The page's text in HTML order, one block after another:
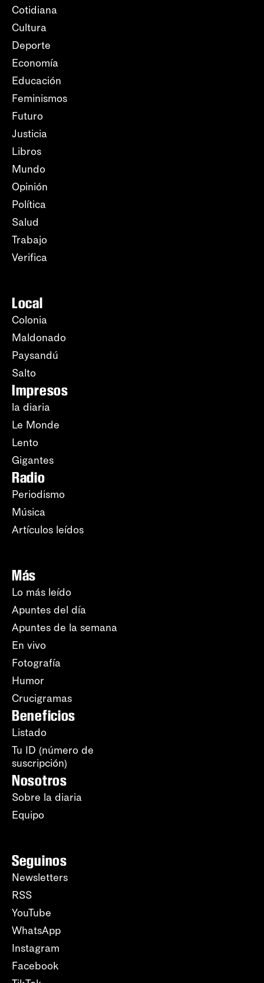
Cotidiana
Cultura
Deporte
Economía
Educación
Feminismos
Futuro
Justicia
Libros
Mundo
Opinión
Política
Salud
Trabajo
Verifica
Local
Colonia
Maldonado
Paysandú
Salto
Impresos
la diaria
Le Monde
Lento
Gigantes
Radio
Periodismo
Música
Artículos leídos
Más
Lo más leído
Apuntes del día
Apuntes de la semana
En vivo
Fotografía
Humor
Crucigramas
Beneficios
Listado
Tu ID (número de
suscripción)
Nosotros
Sobre la diaria
Equipo
Seguinos
Newsletters
RSS
YouTube
WhatsApp
Instagram
Facebook